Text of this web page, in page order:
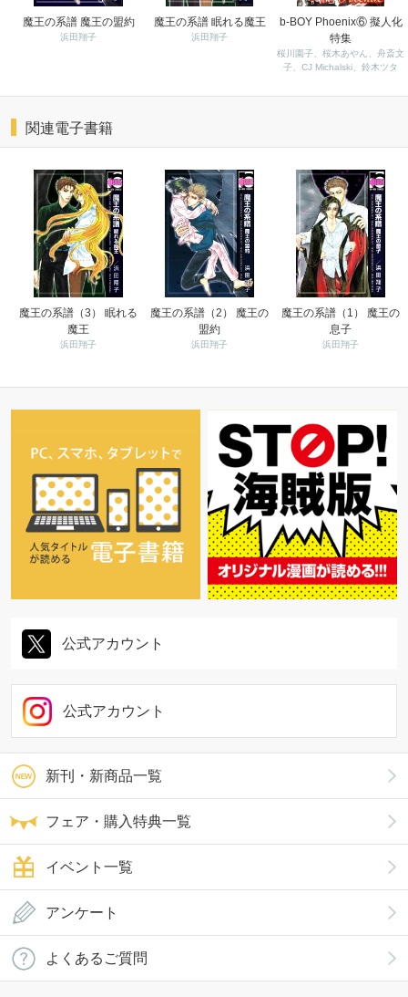
魔王の系譜 魔王の盟約
浜田翔子
魔王の系譜 眠れる魔王
浜田翔子
b-BOY Phoenix⑥ 擬人化
特集
桜川園子、桜木あやん、舟斎文
子、CJ Michalski、鈴木ツタ
関連電子書籍
魔王の系譜（3） 眠れる
魔王
浜田翔子
魔王の系譜（2） 魔王の
盟約
浜田翔子
魔王の系譜（1） 魔王の
息子
浜田翔子
新刊・新商品一覧
フェア・購入特典一覧
イベント一覧
公式アカウント
公式アカウント
アンケート
よくあるご質問